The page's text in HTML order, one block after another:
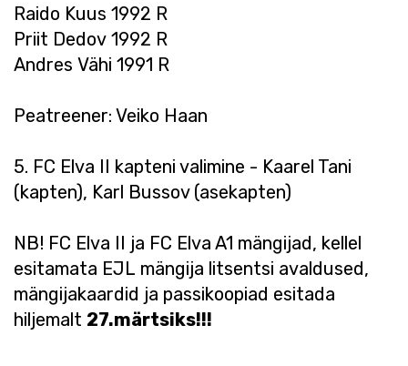
Raido Kuus 1992 R
Priit Dedov 1992 R
Andres Vähi 1991 R
Peatreener: Veiko Haan
5. FC Elva II kapteni valimine - Kaarel Tani
(kapten), Karl Bussov (asekapten)
NB! FC Elva II ja FC Elva A1 mängijad, kellel
esitamata EJL mängija litsentsi avaldused,
mängijakaardid ja passikoopiad esitada
hiljemalt 27.märtsiks!!!